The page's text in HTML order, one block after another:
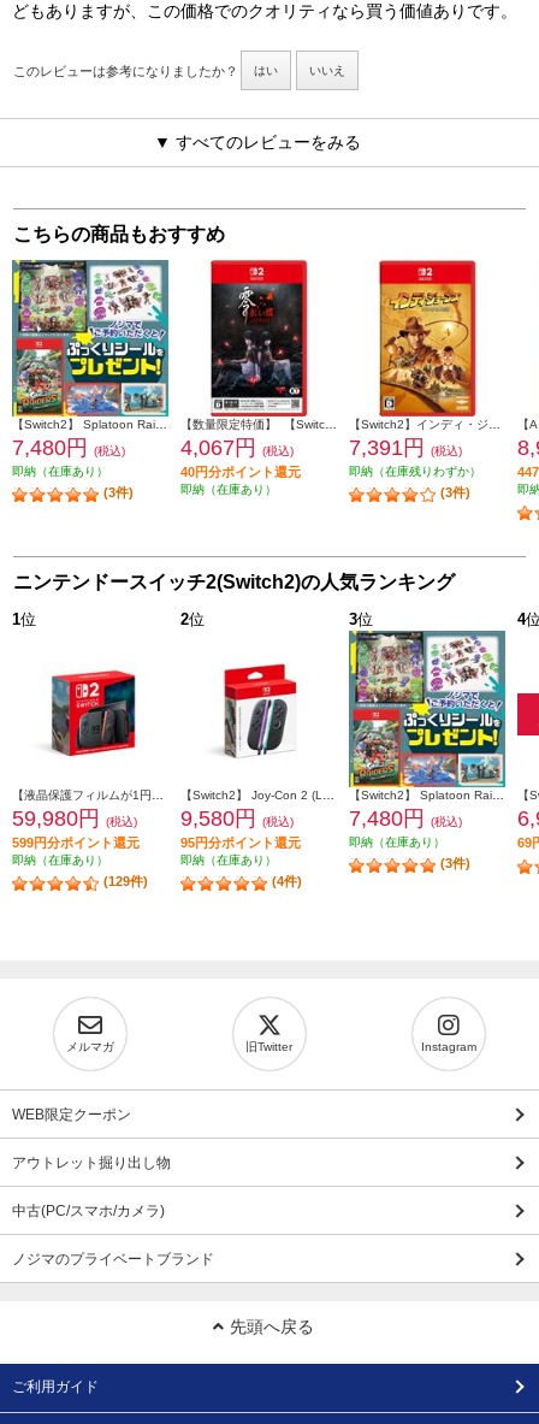
どもありますが、この価格でのクオリティなら買う価値ありです。
このレビューは参考になりましたか？ はい いいえ
▼ すべてのレビューをみる
こちらの商品もおすすめ
【Switch2】 Splatoon Raiders （スプラトゥーン レイダース）（特典：ノジマオリジナル特典 ぷっくりシール 付き）
7,480円
(税込)
即納（在庫あり）
(3件)
【数量限定特価】 【Switch2】 零 ～紅い蝶～ REMAKE 通常版
4,067円 (税込)
40円分ポイント還元
即納（在庫あり）
【Switch2】インディ・ジョーンズ/大いなる円環
7,391円
(税込)
即納（在庫残りわずか）
(3件) 即
ニンテンドースイッチ2(Switch2)の人気ランキング
1位
【液晶保護フィルムが1円で購入できる！】 【Switch2】 ニンテンドースイッチ2本体（日本語・国内専用）
59,980円 (税込)
599円分ポイント還元
即納（在庫あり）
(129件)
2位
【Switch2】 Joy-Con 2 (L) ライトパープル/(R) ライトグリーン
9,580円 (税込)
95円分ポイント還元
即納（在庫あり）
(4件)
3位
【Switch2】 Splatoon Raiders （スプラトゥーン レイダース）（特典：ノジマオリジナル特典 ぷっくりシール 付き）
7,480円
(税込)
即納（在庫あり）
(3件)
4
69
メルマガ 旧Twitter Instagram
WEB限定クーポン
アウトレット掘り出し物
中古(PC/スマホ/カメラ)
ノジマのプライベートブランド
先頭へ戻る
ご利用ガイド